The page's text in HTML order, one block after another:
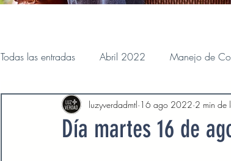
Todas las entradas Abril 2022 Manejo de
Agosto 2022 Septiembre 2022
Día martes 16 de
luzyverdadmtl 16 ago 2022 2 min de